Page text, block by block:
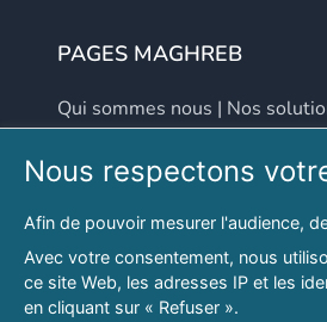
PAGES MAGHREB
Qui sommes nous | Nos
Adresse
46 LOT. PETITE PROVENCE SIDI
Hydra, Alger (16), Algérie
Nous respectons
Afin de pouvoir mesurer l'audience,
Avec votre consentement, nous
ce site Web, les adresses IP et les
en cliquant sur « Refuser ».